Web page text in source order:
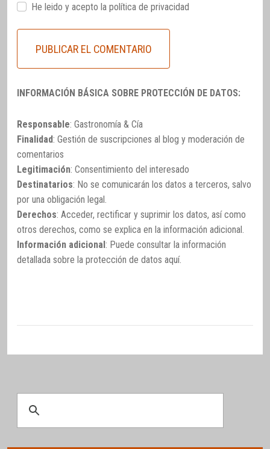
He leido y acepto la política de privacidad
INFORMACIÓN BÁSICA SOBRE PROTECCIÓN DE DATOS:
Responsable: Gastronomía & Cía
Finalidad: Gestión de suscripciones al blog y moderación de
comentarios
Legitimación: Consentimiento del interesado
Destinatarios: No se comunicarán los datos a terceros, salvo
por una obligación legal.
Derechos: Acceder, rectificar y suprimir los datos, así como
otros derechos, como se explica en la información adicional.
Información adicional: Puede consultar la información
detallada sobre la protección de datos aquí.